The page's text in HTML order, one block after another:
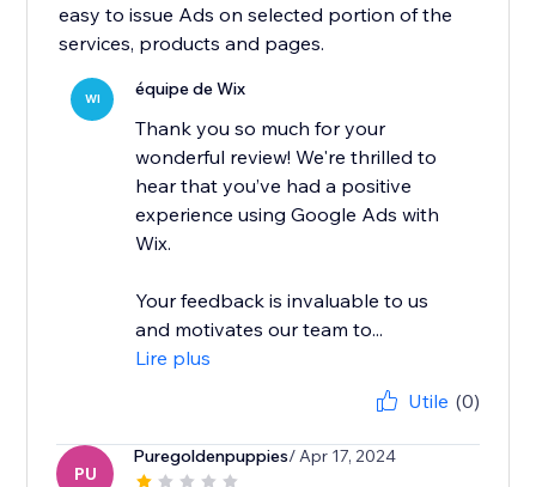
easy to issue Ads on selected portion of the
services, products and pages.
WI équipe de Wix
Thank you so much for your
wonderful review! We're thrilled to
hear that you’ve had a positive
experience using Google Ads with
Wix.
Your feedback is invaluable to us
and motivates our team to...
Lire plus
Utile (0)
PU
Puregoldenpuppies/ Apr 17, 2024